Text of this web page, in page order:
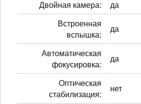
Двойная камера: да
Встроенная
вспышка:
да
Автоматическая
фокусировка:
да
Оптическая
стабилизация:
нет